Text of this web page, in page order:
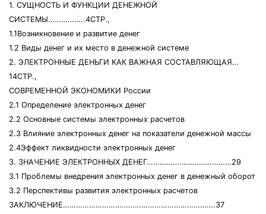
1. СУЩНОСТЬ И ФУНКЦИИ ДЕНЕЖНОЙ
СИСТЕМЫ……………..4СТР.,
1.1Возникновение и развитие денег
1.2 Виды денег и их место в денежной системе
2. ЭЛЕКТРОННЫЕ ДЕНЬГИ КАК ВАЖНАЯ СОСТАВЛЯЮЩАЯ…
14СТР.,
СОВРЕМЕННОЙ ЭКОНОМИКИ России
2.1 Определение электронных денег
2.2 Основные системы электронных расчетов
2.3 Влияние электронных денег на показатели денежной массы
2.4Эффект ликвидности электронных денег
3. ЗНАЧЕНИЕ ЭЛЕКТРОННЫХ ДЕНЕГ…………………………………29
3.1 Проблемы внедрения электронных денег в денежный оборот
3.2 Перспективы развития электронных расчетов
ЗАКЛЮЧЕНИЕ…………………………………………………………….37